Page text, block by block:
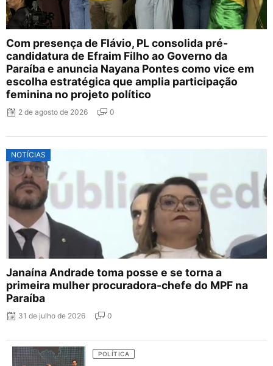
Com presença de Flávio, PL consolida pré-
candidatura de Efraim Filho ao Governo da
Paraíba e anuncia Nayana Pontes como vice em
escolha estratégica que amplia participação
feminina no projeto político
2 de agosto de 2026 0
NOTÍCIAS
Janaína Andrade toma posse e se torna a
primeira mulher procuradora-chefe do MPF na
Paraíba
31 de julho de 2026 0
POLÍTICA